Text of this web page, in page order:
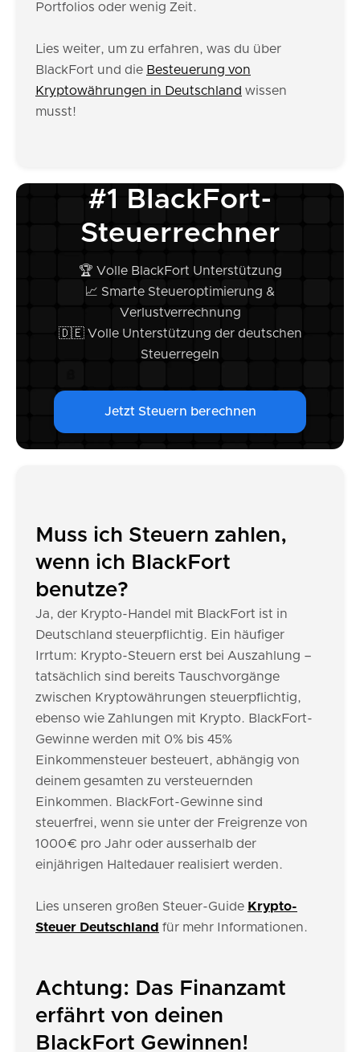
Portfolios oder wenig Zeit.
Lies weiter, um zu erfahren, was du über
BlackFort und die Besteuerung von
Kryptowährungen in Deutschland wissen
musst!
#1 BlackFort-
Steuerrechner
🏆 Volle BlackFort Unterstützung
📈 Smarte Steueroptimierung &
Verlustverrechnung
🇩🇪 Volle Unterstützung der deutschen
Steuerregeln
Jetzt Steuern berechnen
Muss ich Steuern zahlen,
wenn ich BlackFort
benutze?
Ja, der Krypto-Handel mit BlackFort ist in
Deutschland steuerpflichtig. Ein häufiger
Irrtum: Krypto-Steuern erst bei Auszahlung –
tatsächlich sind bereits Tauschvorgänge
zwischen Kryptowährungen steuerpflichtig,
ebenso wie Zahlungen mit Krypto. BlackFort-
Gewinne werden mit 0% bis 45%
Einkommensteuer besteuert, abhängig von
deinem gesamten zu versteuernden
Einkommen. BlackFort-Gewinne sind
steuerfrei, wenn sie unter der Freigrenze von
1000€ pro Jahr oder ausserhalb der
einjährigen Haltedauer realisiert werden.
Lies unseren großen Steuer-Guide Krypto-
Steuer Deutschland für mehr Informationen.
Achtung: Das Finanzamt
erfährt von deinen
BlackFort Gewinnen!